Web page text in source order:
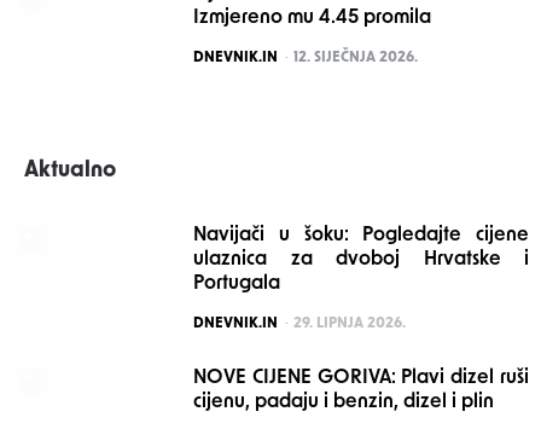
Izmjereno mu 4.45 promila
POSTED
DNEVNIK.IN 12. SIJEČNJA 2026.
Aktualno
Navijači u šoku: Pogledajte cijene
ulaznica za dvoboj Hrvatske i
Portugala
POSTED
DNEVNIK.IN 29. LIPNJA 2026.
NOVE CIJENE GORIVA: Plavi dizel ruši
cijenu, padaju i benzin, dizel i plin